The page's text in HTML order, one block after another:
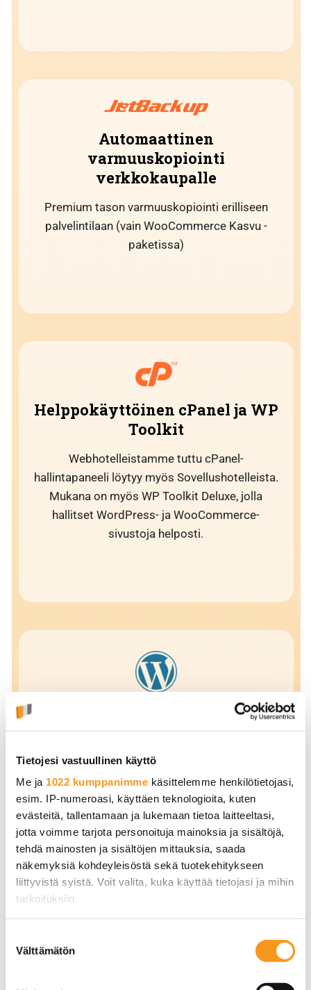
Tietojesi vastuullinen käyttö
Me ja 1022 kumppanimme käsittelemme henkilötietojasi,
esim. IP-numeroasi, käyttäen teknologioita, kuten
evästeitä, tallentamaan ja lukemaan tietoa laitteeltasi,
jotta voimme tarjota personoituja mainoksia ja sisältöjä,
tehdä mainosten ja sisältöjen mittauksia, saada
näkemyksiä kohdeyleisöstä sekä tuotekehitykseen
liittyvistä syistä. Voit valita, kuka käyttää tietojasi ja mihin
tarkoituksiin.
Kerätä tietoja maantieteellisestä sijainnistasi,
valinta
Välttämätön
Automaattinen
varmuuskopiointi
verkkokaupalle
Premium tason varmuuskopiointi erilliseen
palvelintilaan (vain WooCommerce Kasvu -
paketissa)
Helppokäyttöinen cPanel ja WP
Toolkit
Webhotelleistamme tuttu cPanel-
hallintapaneeli löytyy myös Sovellushotelleista.
Mukana on myös WP Toolkit Deluxe, jolla
hallitset WordPress- ja WooCommerce-
sivustoja helposti.
WordPress-hallinta WP
Toolkitilla
WP Toolkit Deluxe tarjoaa tehokkaan
hallintatyökalun WordPress- ja
WooCommerce-sivustoille. Hallitse päivityksiä,
kloonaa verkkokauppa testiin ja tee muutokset
turvallisesti staging-ympäristössä.